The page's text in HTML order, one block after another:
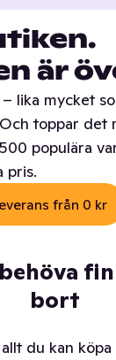
är
lika mycket
toppar det
populära
pris.
från 0 kr
bort
du kan